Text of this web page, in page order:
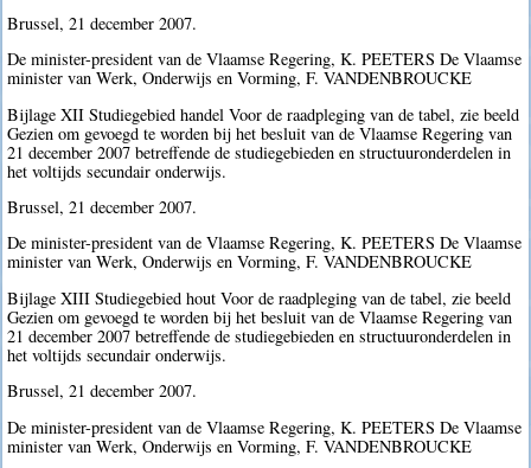
Brussel, 21 december 2007.
De minister-president van de Vlaamse Regering, K. PEETERS De Vlaamse
minister van Werk, Onderwijs en Vorming, F. VANDENBROUCKE
Bijlage XII Studiegebied handel Voor de raadpleging van de tabel, zie beeld
Gezien om gevoegd te worden bij het besluit van de Vlaamse Regering van
21 december 2007 betreffende de studiegebieden en structuuronderdelen in
het voltijds secundair onderwijs.
Brussel, 21 december 2007.
De minister-president van de Vlaamse Regering, K. PEETERS De Vlaamse
minister van Werk, Onderwijs en Vorming, F. VANDENBROUCKE
Bijlage XIII Studiegebied hout Voor de raadpleging van de tabel, zie beeld
Gezien om gevoegd te worden bij het besluit van de Vlaamse Regering van
21 december 2007 betreffende de studiegebieden en structuuronderdelen in
het voltijds secundair onderwijs.
Brussel, 21 december 2007.
De minister-president van de Vlaamse Regering, K. PEETERS De Vlaamse
minister van Werk, Onderwijs en Vorming, F. VANDENBROUCKE